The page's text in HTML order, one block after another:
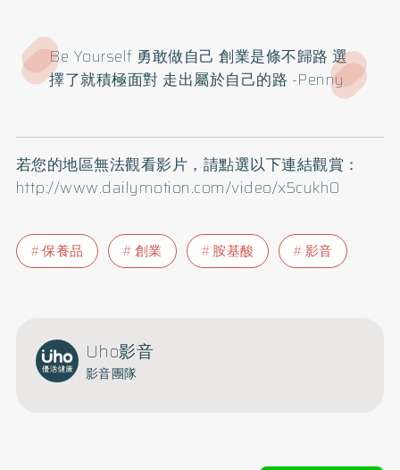
Be Yourself 勇敢做自己 創業是條不歸路 選
擇了就積極面對 走出屬於自己的路 -Penny
若您的地區無法觀看影片，請點選以下連結觀賞：
http://www.dailymotion.com/video/x5cukh0
保養品 創業 胺基酸 影音
Uho影音
影音團隊